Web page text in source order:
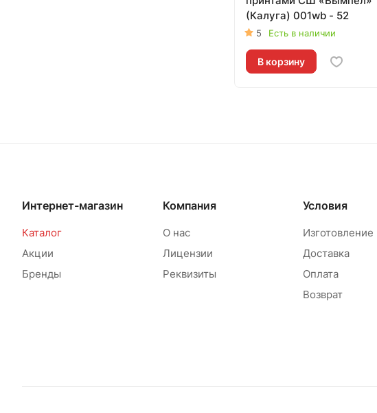
(Калуга) 001wb - 52
5 Есть в наличии
В корзину
Интернет-магазин
Каталог
Акции
Бренды
Компания
О нас
Лицензии
Реквизиты
Условия
Изготовление
Доставка
Оплата
Возврат